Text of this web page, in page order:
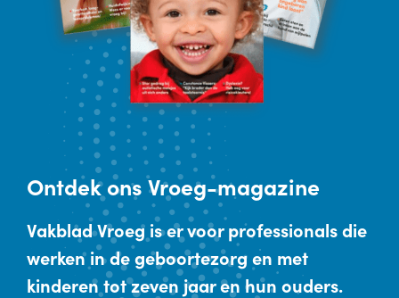
Ontdekons Vroeg-magazine
Vakblad Vroeg is er voor professionals die
werken in de geboortezorg en met
kinderen tot zeven jaar en hun ouders.